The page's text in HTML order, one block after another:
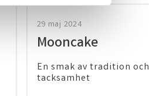
29 maj 2024
Mooncake
En smak av tradition och
tacksamhet